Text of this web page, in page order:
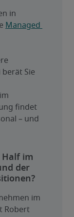
in
Managed
Sie
findet
– und
Half im
der
im
Robert